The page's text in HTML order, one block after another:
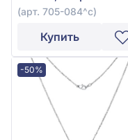
(арт. 705-084^c)
Купить
-50%